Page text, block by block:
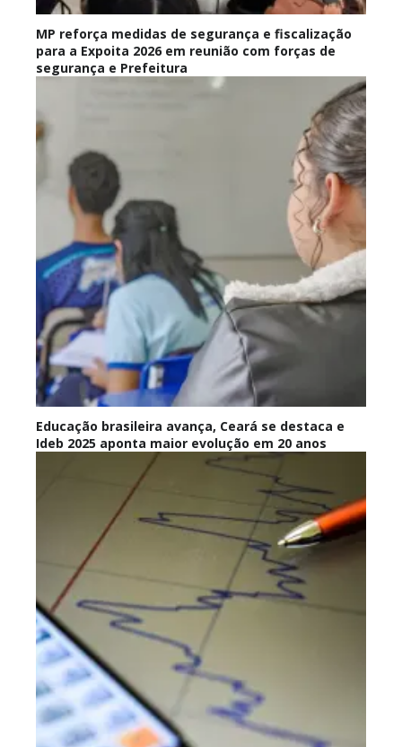
MP reforça medidas de segurança e fiscalização
para a Expoita 2026 em reunião com forças de
segurança e Prefeitura
Educação brasileira avança, Ceará se destaca e
Ideb 2025 aponta maior evolução em 20 anos